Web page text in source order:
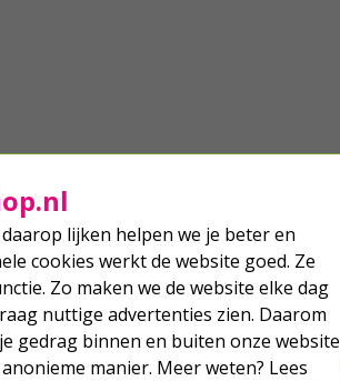
lijken helpen we je beter en
cookies werkt de website goed. Ze
Zo maken we de website elke dag
nuttige advertenties zien. Daarom
gedrag binnen en buiten onze website
manier. Meer weten? Lees